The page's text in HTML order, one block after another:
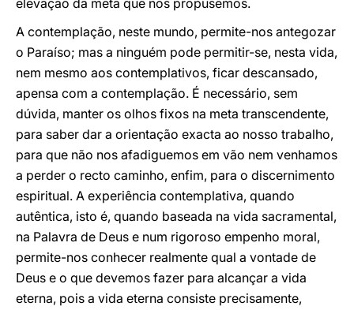
elevação da meta que nos propusemos.
A contemplação, neste mundo, permite-nos antegozar
o Paraíso; mas a ninguém pode permitir-se, nesta vida,
nem mesmo aos contemplativos, ficar descansado,
apensa com a contemplação. É necessário, sem
dúvida, manter os olhos fixos na meta transcendente,
para saber dar a orientação exacta ao nosso trabalho,
para que não nos afadiguemos em vão nem venhamos
a perder o recto caminho, enfim, para o discernimento
espiritual. A experiência contemplativa, quando
autêntica, isto é, quando baseada na vida sacramental,
na Palavra de Deus e num rigoroso empenho moral,
permite-nos conhecer realmente qual a vontade de
Deus e o que devemos fazer para alcançar a vida
eterna, pois a vida eterna consiste precisamente,